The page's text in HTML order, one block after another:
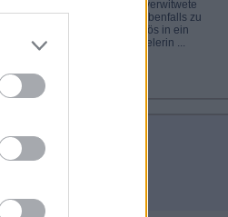
Autofahrer totgefahren. Der verwitwete
den Fahrer zu finden und ebenfalls zu
notiert er seine Pläne minuziös in ein
er Kontakt zur Schauspielerin ...
/ Italien 1968